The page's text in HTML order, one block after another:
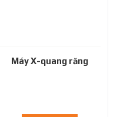
Máy X-quang răng